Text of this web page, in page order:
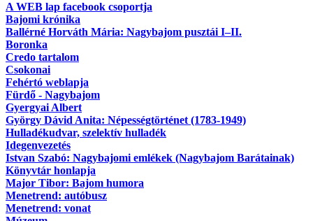
A WEB lap facebook csoportja
Bajomi krónika
Ballérné Horváth Mária: Nagybajom pusztái I–II.
Boronka
Credo tartalom
Csokonai
Fehértó weblapja
Fürdő - Nagybajom
Gyergyai Albert
György Dávid Anita: Népességtörténet (1783-1949)
Hulladékudvar, szelektív hulladék
Idegenvezetés
Istvan Szabó: Nagybajomi emlékek (Nagybajom Barátainak)
Könyvtár honlapja
Major Tibor: Bajom humora
Menetrend: autóbusz
Menetrend: vonat